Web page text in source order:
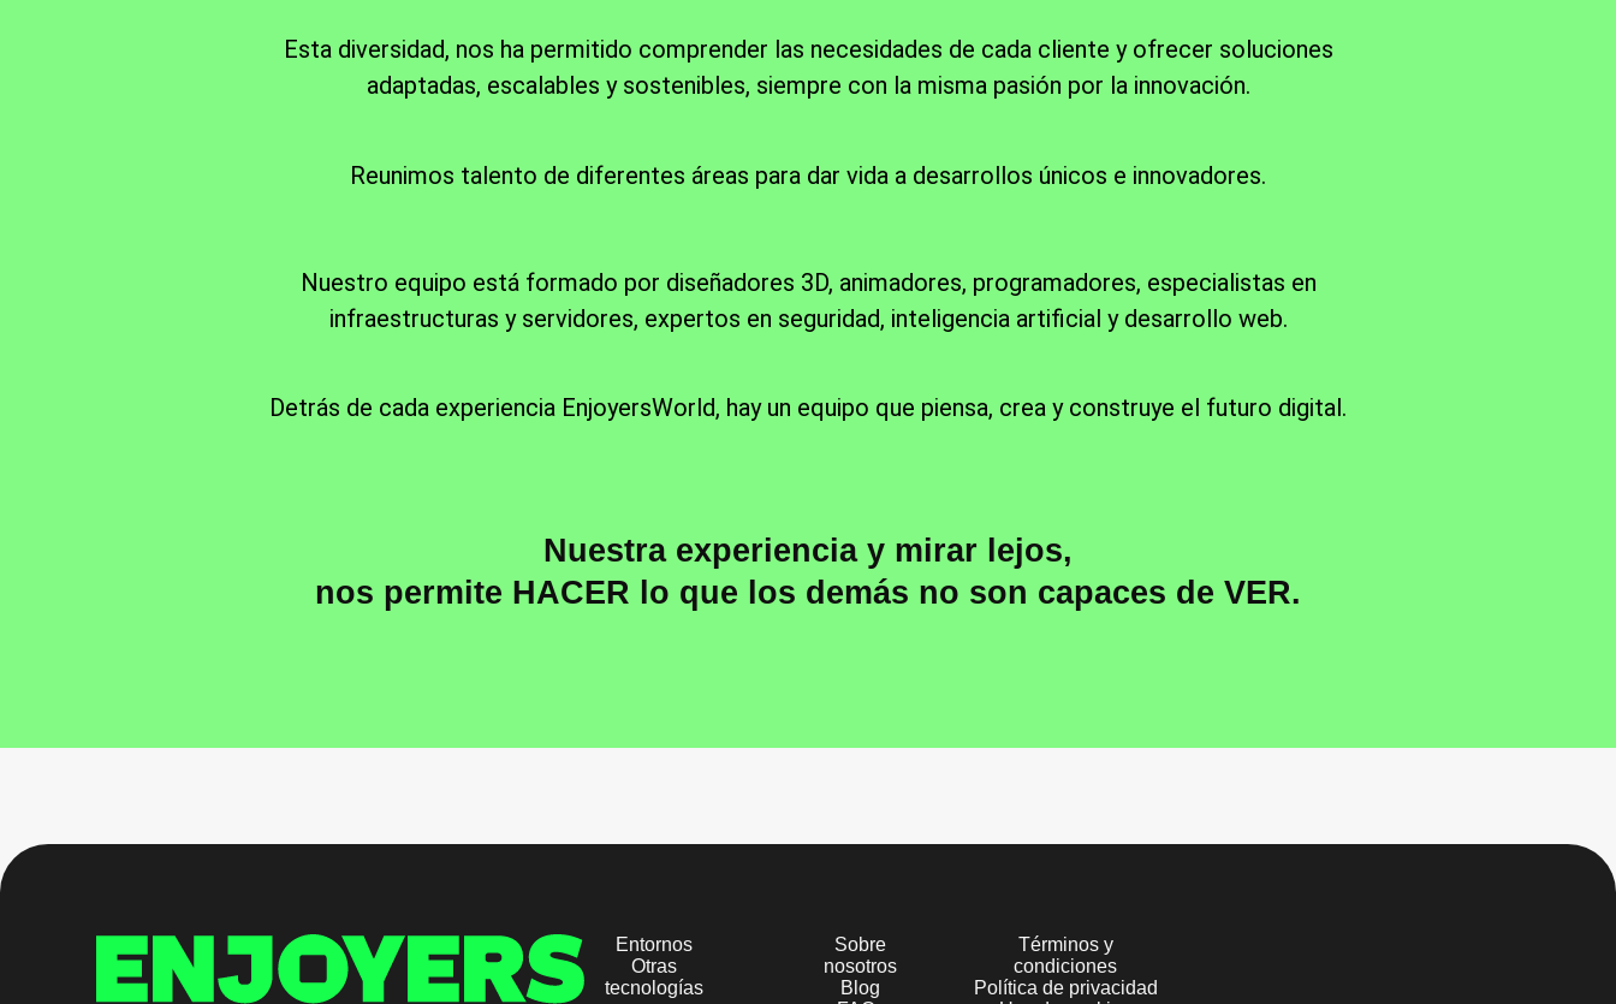
Esta diversidad, nos ha permitido comprender las necesidades de cada cliente y ofrecer soluciones
adaptadas, escalables y sostenibles, siempre con la misma pasión por la innovación.
Reunimos talento de diferentes áreas para dar vida a desarrollos únicos e innovadores.
Nuestro equipo está formado por diseñadores 3D, animadores, programadores, especialistas en
infraestructuras y servidores, expertos en seguridad, inteligencia artificial y desarrollo web.
Detrás de cada experiencia EnjoyersWorld, hay un equipo que piensa, crea y construye el futuro digital.
Nuestra experiencia y mirar lejos,
nos permite HACER lo que los demás no son capaces de VER.
Entornos
Otras
tecnologías
Sobre
nosotros
Blog
Términos y
condiciones
Política de privacidad